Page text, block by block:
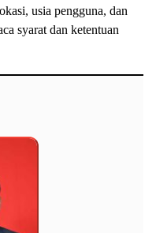
usia pengguna, dan
syarat dan ketentuan